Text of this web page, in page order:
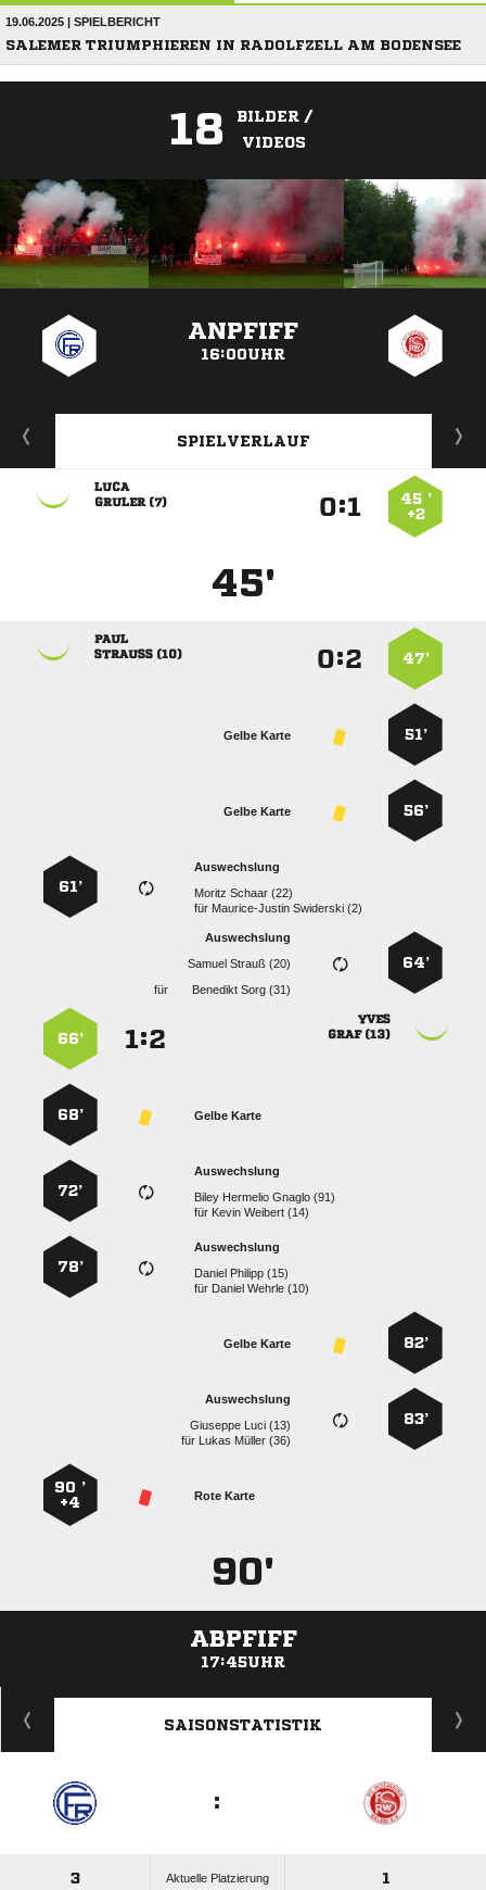
19.06.2025 | SPIELBERICHT
SALEMER TRIUMPHIEREN IN RADOLFZELL AM BODENSEE
18
BILDER /
VIDEOS
ANPFIFF
16:00UHR
SPIELVERLAUF
45 ’
+2
:

 
45'
47’
:

 
51’
Gelbe Karte
56’
Gelbe Karte
Auswechslung
  
für   
61’
64’
Auswechslung
  
für
  

 
:
66’
Gelbe Karte
68’
Auswechslung
   
für   
72’
Auswechslung
  
für   
78’
82’
Gelbe Karte
83’
Auswechslung
  
für   
Rote Karte
90 ’
+4
90'
ABPFIFF
17:45UHR
ANZEIGE
SAISONSTATISTIK
:
3 Aktuelle Platzierung 1